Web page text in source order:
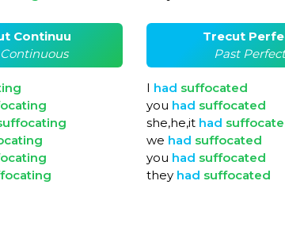
Continuu
Trecut
Past
I had suffocated
you had suffocated
she,he,it had
we had suffocated
you had suffocated
they had suffocated